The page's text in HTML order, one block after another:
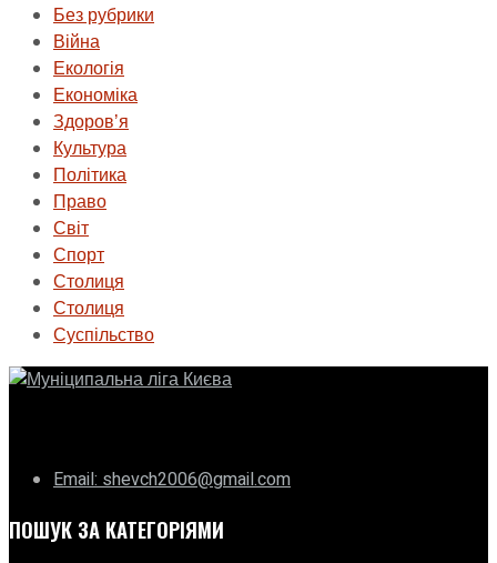
Без рубрики
Війна
Екологія
Економіка
Здоровʼя
Культура
Політика
Право
Світ
Спорт
Столиця
Столиця
Суспільство
Email: shevch2006@gmail.com
ПОШУК ЗА КАТЕГОРІЯМИ